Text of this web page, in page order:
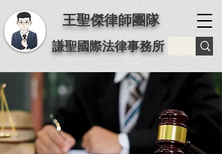
王聖傑律師團隊
謙聖國際法律事務所